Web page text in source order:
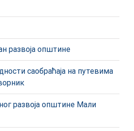
развоја општине
саобраћаја на путевима
развоја општине Мали